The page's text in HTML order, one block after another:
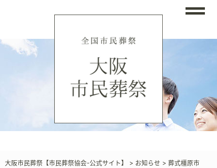
大阪市民葬祭【市民葬祭協会-公式サイト】 > お知らせ > 葬式橿原市